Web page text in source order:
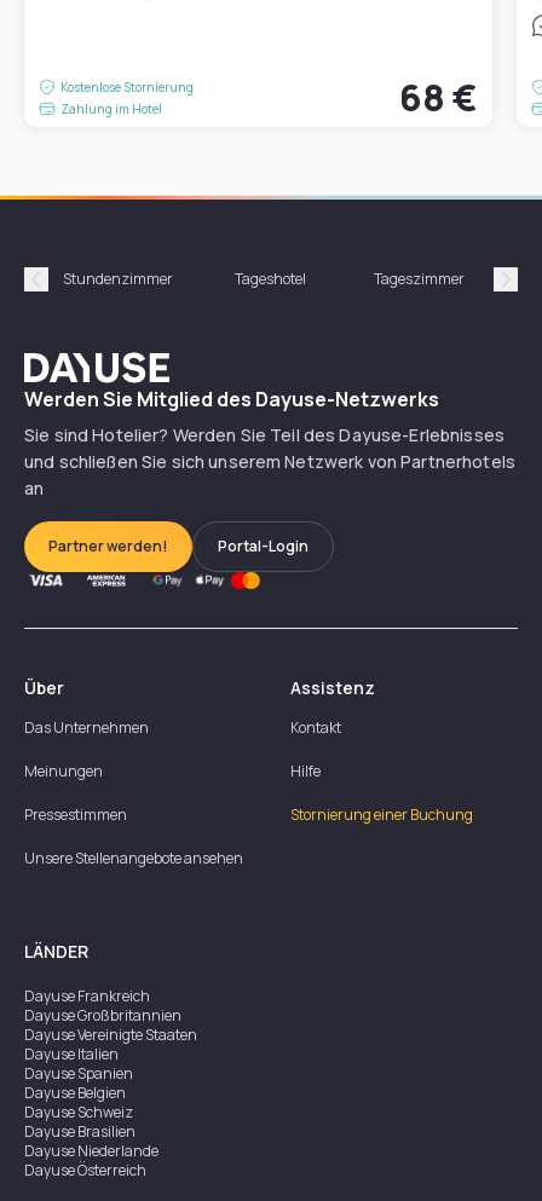
Kostenlose Stornierung
Zahlung im Hotel
68 €
Précédent
Stundenzimmer Tageshotel Tageszimmer
Dayuse
Werden Sie Mitglied des Dayuse-Netzwerks
Sie sind Hotelier? Werden Sie Teil des Dayuse-Erlebnisses
und schließen Sie sich unserem Netzwerk von Partnerhotels
an
Partner werden! Portal-Login
Über
Das Unternehmen
Meinungen
Pressestimmen
Unsere Stellenangebote ansehen
Assistenz
Kontakt
Hilfe
Stornierung einer Buchung
LÄNDER
DayuseFrankreich
DayuseGroßbritannien
DayuseVereinigte Staaten
DayuseItalien
DayuseSpanien
DayuseBelgien
DayuseSchweiz
DayuseBrasilien
DayuseNiederlande
DayuseÖsterreich